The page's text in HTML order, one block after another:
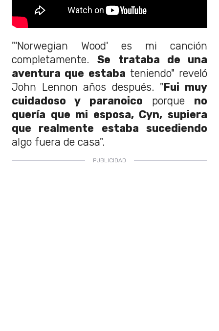
"'Norwegian Wood' es mi canción
completamente.Se trataba de una
aventura que estaba teniendo" reveló
John Lennon años después. "Fui muy
cuidadoso y paranoico porque no
quería que mi esposa, Cyn, supiera
que realmente estaba sucediendo
algo fuera de casa".